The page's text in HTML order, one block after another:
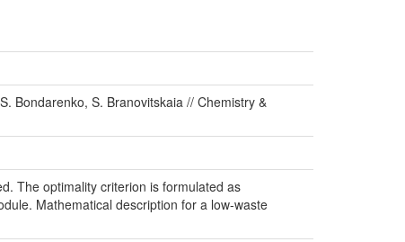
Bondarenko, S. Branovitskaia // Chemistry &
The optimality criterion is formulated as
Mathematical description for a low-waste